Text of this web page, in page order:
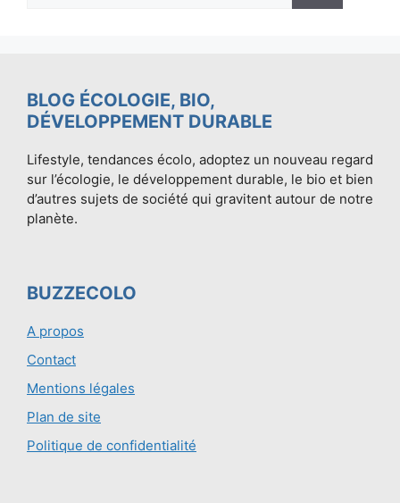
BLOG ÉCOLOGIE, BIO,
DÉVELOPPEMENT DURABLE
Lifestyle, tendances écolo, adoptez un nouveau regard
sur l’écologie, le développement durable, le bio et bien
d’autres sujets de société qui gravitent autour de notre
planète.
BUZZECOLO
A propos
Contact
Mentions légales
Plan de site
Politique de confidentialité